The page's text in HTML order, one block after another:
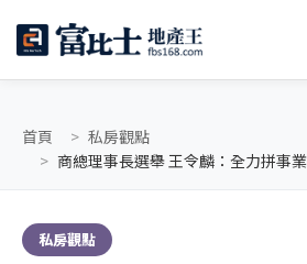
首頁
私房觀點
商總理事長選舉 王令麟：全力拼事
私房觀點